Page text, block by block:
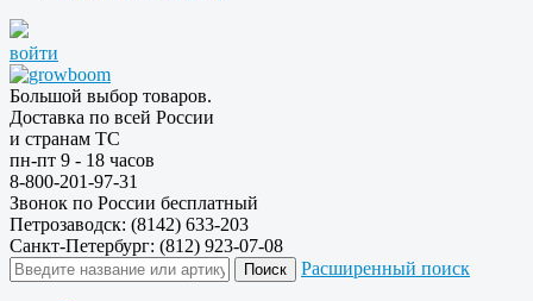
войти
Большой выбор товаров.
Доставка по всей России
и странам ТС
пн-пт 9 - 18 часов
8-800-201-97-31
Звонок по России бесплатный
Петрозаводск: (8142) 633-203
Санкт-Петербург: (812) 923-07-08
Расширенный поиск